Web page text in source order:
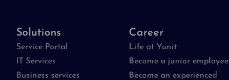
Solutions
Service Portal
IT Services
Business services
Career
Life at Yunit
Become a junior employee
Become an experienced